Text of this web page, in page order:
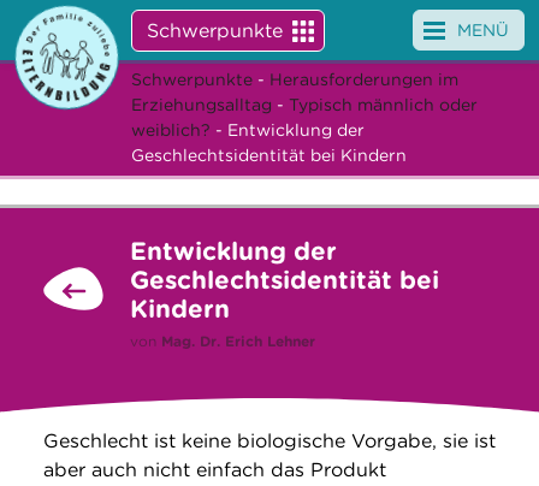
Schwerpunkte
Angebote
Veranstaltungen
News
Service
MENÜ
Schwerpunkte - Herausforderungen im
Erziehungsalltag - Typisch männlich oder
weiblich? - Entwicklung der
Geschlechtsidentität bei Kindern
Entwicklung der
Geschlechtsidentität bei
Kindern
von Mag. Dr. Erich Lehner
Geschlecht ist keine biologische Vorgabe, sie ist
aber auch nicht einfach das Produkt